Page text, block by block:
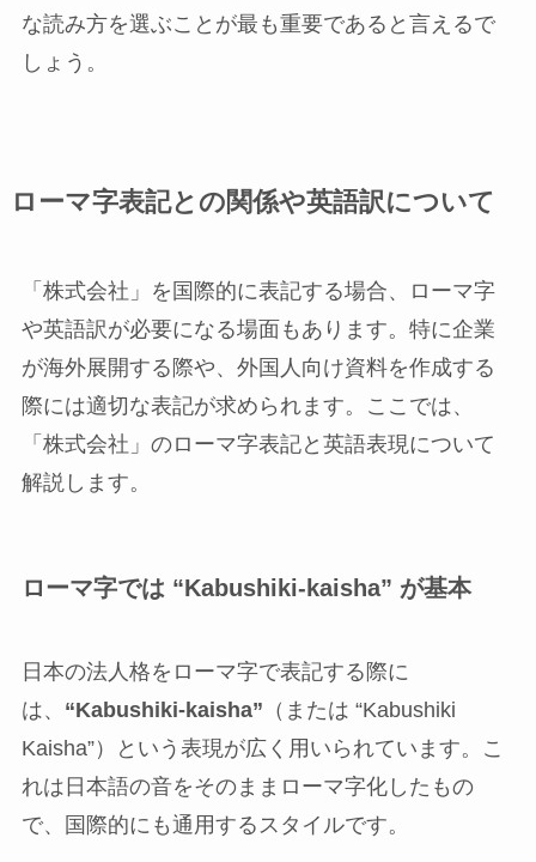
な読み方を選ぶことが最も重要であると言えるで
しょう。
ローマ字表記との関係や英語訳について
「株式会社」を国際的に表記する場合、ローマ字
や英語訳が必要になる場面もあります。特に企業
が海外展開する際や、外国人向け資料を作成する
際には適切な表記が求められます。ここでは、
「株式会社」のローマ字表記と英語表現について
解説します。
ローマ字では “Kabushiki‑kaisha” が基本
日本の法人格をローマ字で表記する際に
は、 “Kabushiki‑kaisha” （または “Kabushiki
Kaisha”）という表現が広く用いられています。こ
れは日本語の音をそのままローマ字化したもの
で、国際的にも通用するスタイルです。